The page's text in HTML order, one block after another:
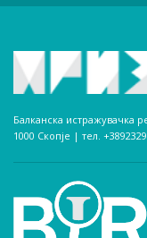
Балканска истражувачка
1000 Скопје | тел.